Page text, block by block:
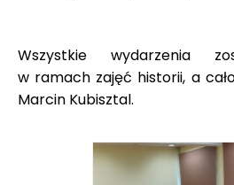
Wszystkie wydarzenia
w ramach zajęć historii, a
Marcin Kubisztal.